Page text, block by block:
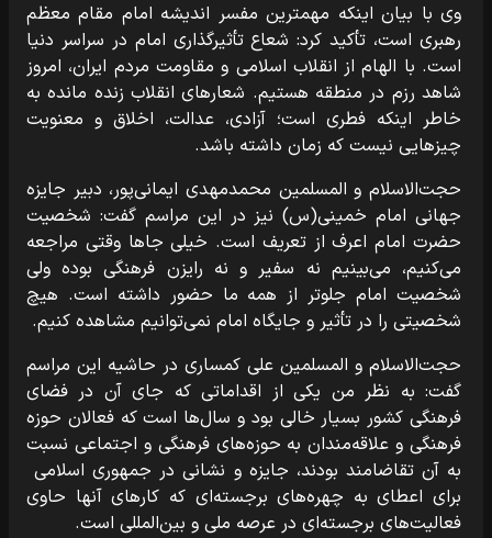
وی با بیان اینکه مهمترین مفسر اندیشه امام مقام معظم
رهبری است، تأکید کرد: شعاع تأثیرگذاری امام در سراسر دنیا
است. با الهام از انقلاب اسلامی و مقاومت مردم ایران، امروز
شاهد رزم در منطقه هستیم. شعارهای انقلاب زنده مانده به
خاطر اینکه فطری است؛ آزادی، عدالت، اخلاق و معنویت
چیزهایی نیست که زمان داشته باشد.
حجت‌الاسلام و المسلمین محمدمهدی ایمانی‌پور، دبیر جایزه
جهانی امام خمینی(س) نیز در این مراسم گفت: شخصیت
حضرت امام اعرف از تعریف است. خیلی جاها وقتی مراجعه
می‌کنیم، می‌بینیم نه سفیر و نه رایزن فرهنگی بوده ولی
شخصیت امام جلوتر از همه ما حضور داشته است. هیچ
شخصیتی را در تأثیر و جایگاه امام نمی‌توانیم مشاهده کنیم.
حجت‌الاسلام و المسلمین علی کمساری در حاشیه این مراسم
گفت: به نظر من یکی از اقداماتی که جای آن در فضای
فرهنگی کشور بسیار خالی بود و سال‌ها است که فعالان حوزه
فرهنگی و علاقه‌مندان به حوزه‌های فرهنگی و اجتماعی نسبت
به آن تقاضامند بودند، جایزه و نشانی در جمهوری اسلامی
برای اعطای به چهره‌های برجسته‌ای که کارهای آنها حاوی
فعالیت‌های برجسته‌ای در عرصه ملی و بین‌المللی است.